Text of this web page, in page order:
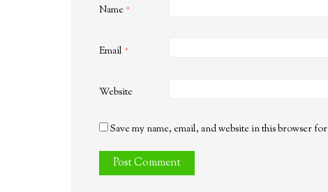
Name *
Email *
Website
Save my name, email, and website in this browser